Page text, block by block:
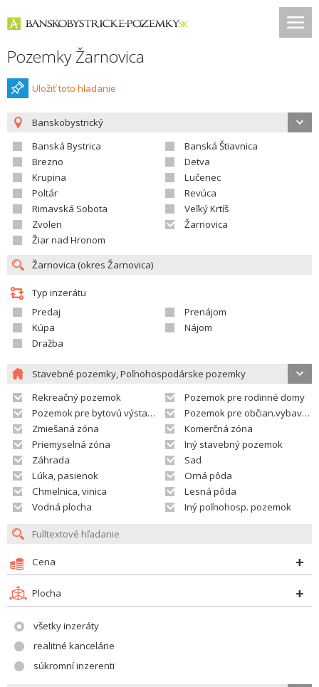
Pozemky Žarnovica
Uložiť toto hladanie
Banskobystrický
Banská Bystrica
Banská Štiavnica
Brezno
Detva
Krupina
Lučenec
Poltár
Revúca
Rimavská Sobota
Veľký Krtíš
Zvolen
Žarnovica
Žiar nad Hronom
Typ inzerátu
Predaj
Prenájom
Kúpa
Nájom
Dražba
Stavebné pozemky, Poľnohospodárske pozemky
Rekreačný pozemok
Pozemok pre rodinné domy
Pozemok pre bytovú výstavbu
Pozemok pre občian.vybavenosť
Zmiešaná zóna
Komerčná zóna
Priemyselná zóna
Iný stavebný pozemok
Záhrada
Sad
Lúka, pasienok
Orná pôda
Chmelnica, vinica
Lesná pôda
Vodná plocha
Iný poľnohosp. pozemok
Cena
Plocha
všetky inzeráty
realitné kancelárie
súkromní inzerenti